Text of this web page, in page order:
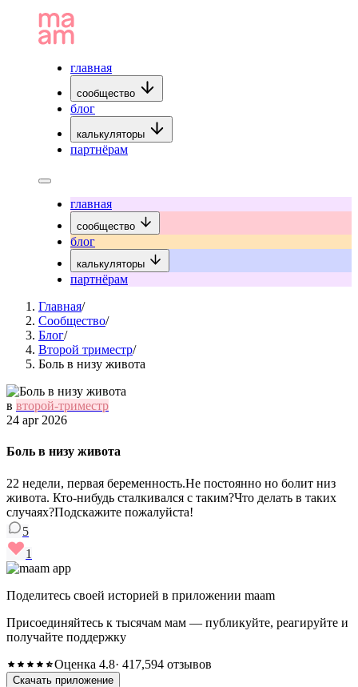
главная
сообщество
блог
калькуляторы
партнёрам
главная
сообщество
блог
калькуляторы
партнёрам
Главная/
Сообщество/
Блог/
Второй триместр/
Боль в низу живота
в второй-триместр
24 apr 2026
Боль в низу живота
22 недели, первая беременность.Не постоянно но болит низ
живота. Кто-нибудь сталкивался с таким?Что делать в таких
случаях?Подскажите пожалуйста!
5
1
Поделитесь своей историей в приложении maam
Присоединяйтесь к тысячам мам — публикуйте, реагируйте и
получайте поддержку
Оценка 4.8· 417,594 отзывов
Скачать приложение